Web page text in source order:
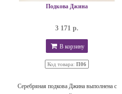
Подкова Джина
3 171 р.
В корзину
Код товара:П06
Серебряная подкова Джина выполнена с